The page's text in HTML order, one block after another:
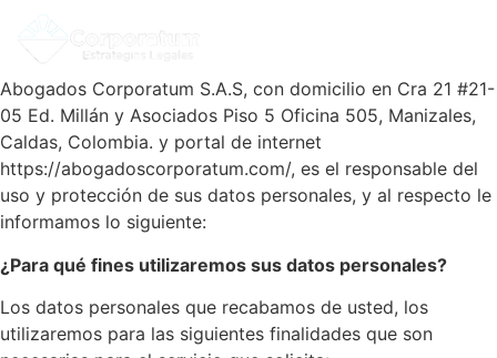
Abogados Corporatum S.A.S, con domicilio en Cra 21 #21-
05 Ed. Millán y Asociados Piso 5 Oficina 505, Manizales,
Caldas, Colombia. y portal de internet
https://abogadoscorporatum.com/, es el responsable del
uso y protección de sus datos personales, y al respecto le
informamos lo siguiente:
¿Para qué fines utilizaremos sus datos personales?
Los datos personales que recabamos de usted, los
utilizaremos para las siguientes finalidades que son